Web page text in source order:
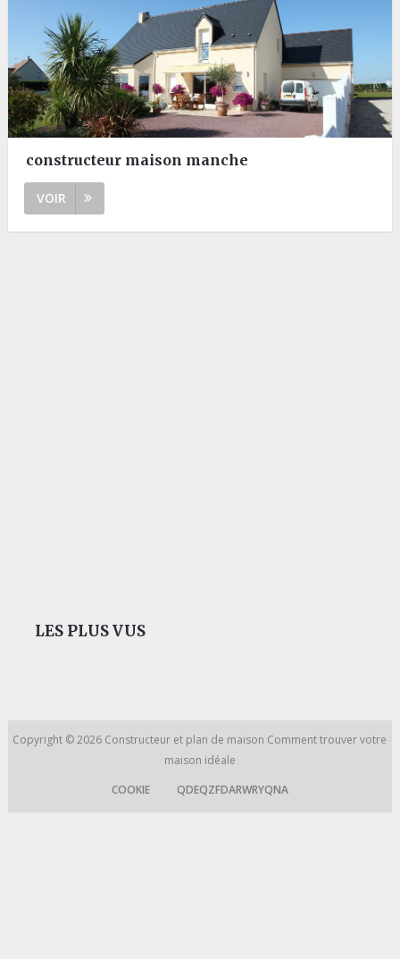
constructeur maison manche
VOIR
LES PLUS VUS
Copyright © 2026 Constructeur et plan de maison Comment trouver votre
maison idéale
COOKIE
QDEQZFDARWRYQNA